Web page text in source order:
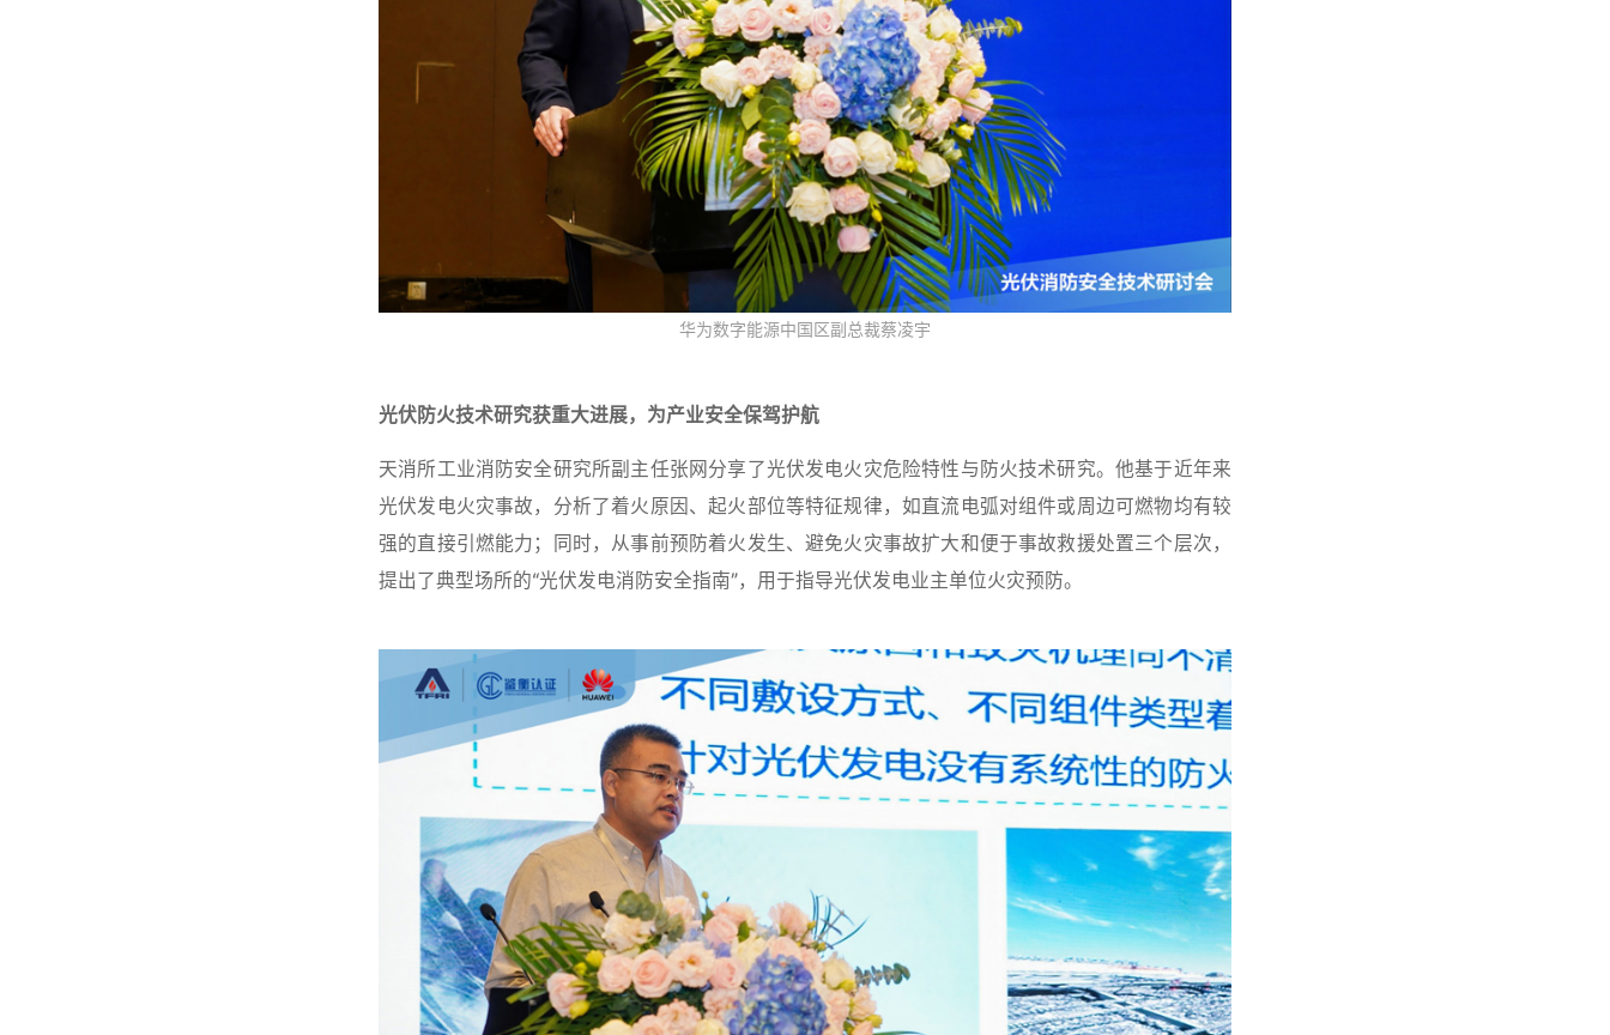
华为数字能源中国区副总裁蔡凌宇
光伏防火技术研究获重大进展，为产业安全保驾护航
天消所工业消防安全研究所副主任张网分享了光伏发电火灾危险特性与防火技术研究。他基于近年来
光伏发电火灾事故，分析了着火原因、起火部位等特征规律，如直流电弧对组件或周边可燃物均有较
强的直接引燃能力；同时，从事前预防着火发生、避免火灾事故扩大和便于事故救援处置三个层次，
提出了典型场所的“光伏发电消防安全指南”，用于指导光伏发电业主单位火灾预防。